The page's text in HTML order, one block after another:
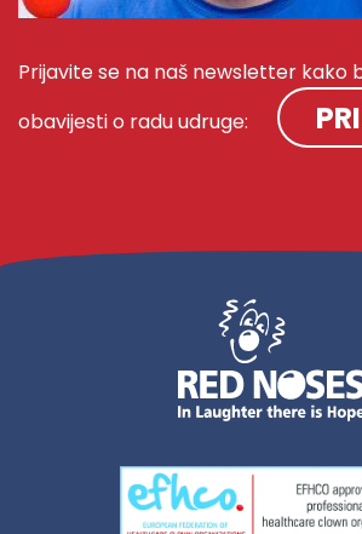
Prijavite se na naš newsletter kako
obavijesti o radu udruge: